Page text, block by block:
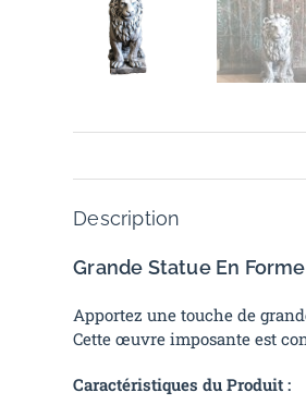
Description
Grande Statue En
Apportez une touche de
Cette œuvre imposante est
Caractéristiques du Produit :